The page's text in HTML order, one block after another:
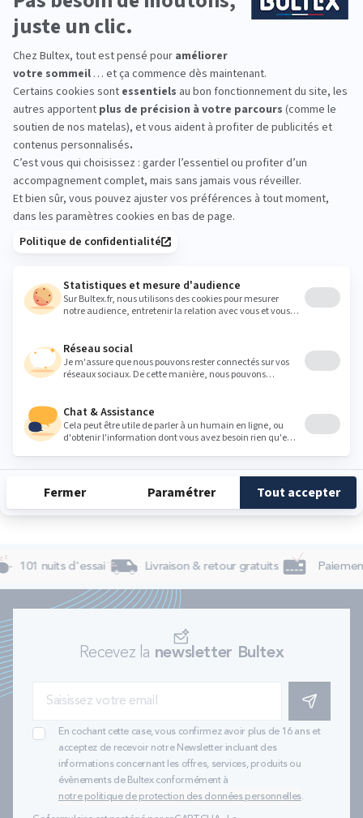
aux morphologies et aux habitudes de chacun.
*Marque la plus détenue : 18 599 personnes
Iligo.
DARTY DREUX : essayez
avant d’acheter
Venez comparer les conforts en magasin et prenez
le temps de vous allonger. Quelques minutes sur
chaque matelas aident à ressentir le bon maintien.
L’équipe sur place peut vous orienter si nécessaire.
Heures
Mardi 10:00 - 19:00
Jeudi 10:00 - 19:00
Vendredi 10:00 - 19:00
Samedi 10:00 - 19:00
Dimanche Fermé
101 nuits d'essai Livraison & retour gratuits
Recevez la newsletter Bultex
S'INSCRIRE
En cochant cette case, vous confirmez avoir plus de 16 ans et
acceptez de recevoir notre Newsletter incluant des
informations concernant les offres, services, produits ou
évènements de Bultex conformément à
notre politique de protection des données personnelles.